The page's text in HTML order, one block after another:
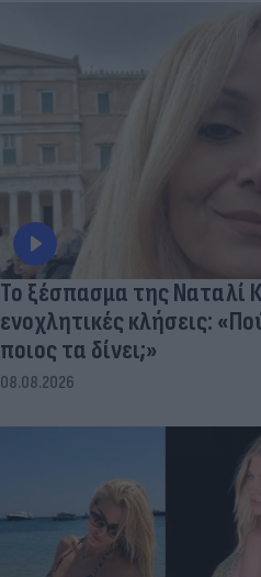
Το ξέσπασμα της Ναταλί
ενοχλητικές κλήσεις:
ποιος τα δίνει;»
08.08.2026